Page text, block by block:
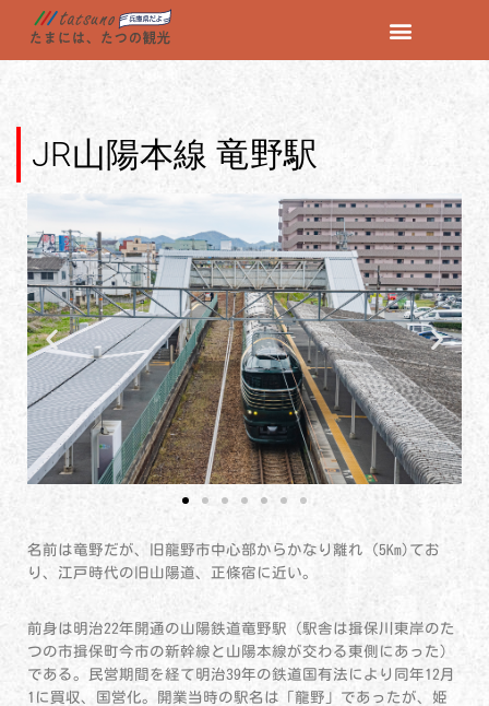
コ
へ
キ
ッ
プ
JR山陽本線 竜野駅
名前は竜野だが、旧龍野市中心部からかなり離れ（5Km)てお
り、江戸時代の旧山陽道、正條宿に近い。
前身は明治22年開通の山陽鉄道竜野駅（駅舎は揖保川東岸のた
つの市揖保町今市の新幹線と山陽本線が交わる東側にあった）
である。民営期間を経て明治39年の鉄道国有法により同年12月
1に買収、国営化。開業当時の駅名は「龍野」であったが、姫